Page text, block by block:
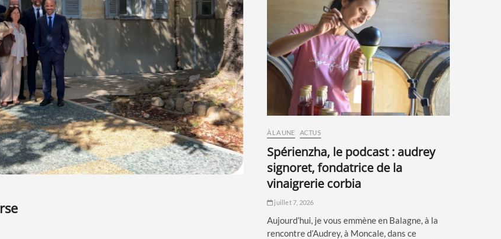
À LA UNE ACTUS
spérienzha, le podcast : audrey
signoret, fondatrice de la
vinaigrerie corbia
juillet 7, 2026
Aujourd’hui, je vous emmène en Balagne, à la
rencontre d’Audrey, à Moncale, dans ce